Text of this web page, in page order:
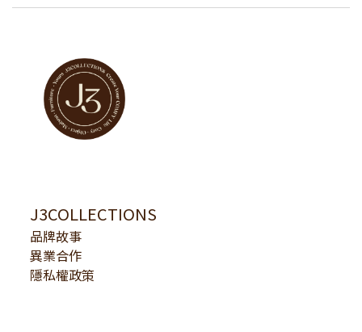
J3COLLECTIONS
品牌故事
異業合作
隱私權政策